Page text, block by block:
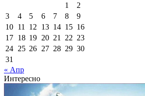
1
2
3
4 5 6 7 8
9
10 11 12 13 14 15 16
17 18 19 20 21 22 23
24 25 26 27 28 29 30
31
« Апр
Интересно